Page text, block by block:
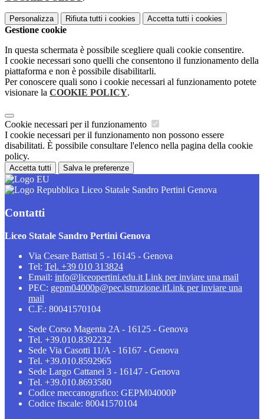
Personalizza Rifiuta tutti i cookies Accetta tutti i cookies
Gestione cookie
In questa schermata è possibile scegliere quali cookie consentire.
I cookie necessari sono quelli che consentono il funzionamento della
piattaforma e non è possibile disabilitarli.
Per conoscere quali sono i cookie necessari al funzionamento potete
visionare la COOKIE POLICY.
Cookie necessari per il funzionamento
I cookie necessari per il funzionamento non possono essere
disabilitati. È possibile consultare l'elenco nella pagina della cookie
policy.
Accetta tutti Salva le preferenze
Liceo Statale Sandro Pertini Genova
Contatti
Liceo Statale Sandro Pertini Genova
Via Cesare Battisti 5 - 16145 - Genova
Tel: Tel. +39 010 313824
Email: info@liceopertini.edu.it Link per inviare una mail
PEC: gepm04000p@pec.istruzione.itLink per inviare una
mail
C.F.: 80041570104
Sede Corso Magenta 2A - 16125 - Genova
Tel. +39.010.8392232
Sede Via Casotti 11/A - 16167 - Genova
Tel. +39.010.8592965
Sede Largo Cattanei 3 - 16147 - Genova
Tel. +39.010.8693580
Codice meccanografico: GEPM04000P
Codice fiscale: 80041570104